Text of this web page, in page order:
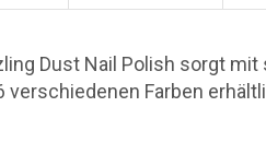
Dust Nail Polish sorgt
verschiedenen Farben